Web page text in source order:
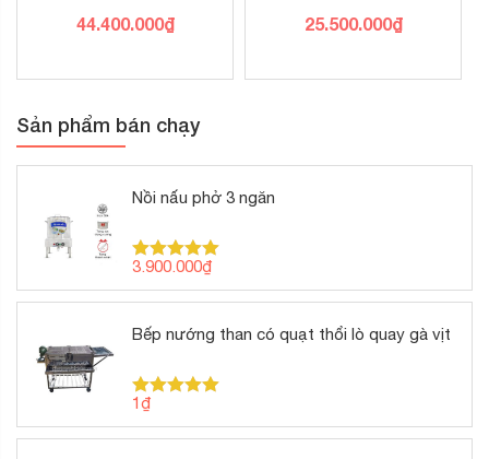
44.400.000₫ 25.500.000₫
Sản phẩm bán chạy
Nồi nấu phở 3 ngăn
Được xếp
hạng5.00
5 sao
3.900.000₫
Bếp nướng than có quạt thổi lò quay gà vịt
Được xếp
hạng5.00
5 sao
1₫